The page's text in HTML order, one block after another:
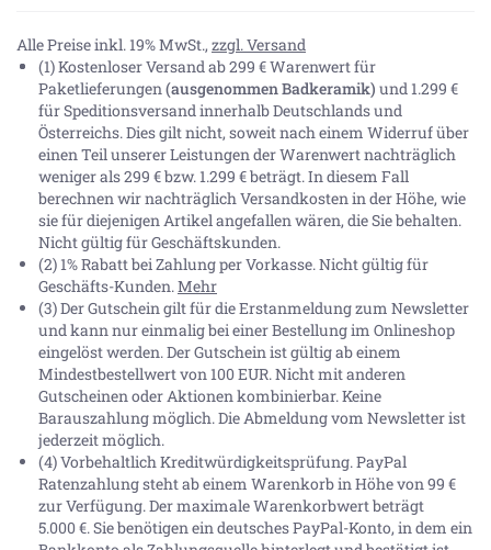
Alle Preise inkl. 19% MwSt., zzgl. Versand
(1) Kostenloser Versand ab 299 € Warenwert für
Paketlieferungen(ausgenommen Badkeramik) und 1.299 €
für Speditionsversand innerhalb Deutschlands und
Österreichs. Dies gilt nicht, soweit nach einem Widerruf über
einen Teil unserer Leistungen der Warenwert nachträglich
weniger als 299 € bzw. 1.299 € beträgt. In diesem Fall
berechnen wir nachträglich Versandkosten in der Höhe, wie
sie für diejenigen Artikel angefallen wären, die Sie behalten.
Nicht gültig für Geschäftskunden.
(2) 1% Rabatt bei Zahlung per Vorkasse. Nicht gültig für
Geschäfts-Kunden.Mehr
(3) Der Gutschein gilt für die Erstanmeldung zum Newsletter
und kann nur einmalig bei einer Bestellung im Onlineshop
eingelöst werden. Der Gutschein ist gültig ab einem
Mindestbestellwert von 100 EUR. Nicht mit anderen
Gutscheinen oder Aktionen kombinierbar. Keine
Barauszahlung möglich. Die Abmeldung vom Newsletter ist
jederzeit möglich.
(4) Vorbehaltlich Kreditwürdigkeitsprüfung. PayPal
Ratenzahlung steht ab einem Warenkorb in Höhe von99 €
zur Verfügung. Der maximale Warenkorbwert beträgt
5.000 €. Sie benötigen ein deutsches PayPal-Konto, in dem ein